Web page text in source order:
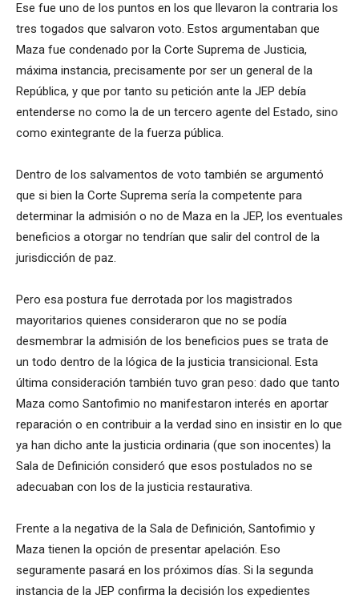
Ese fue uno de los puntos en los que llevaron la contraria los
tres togados que salvaron voto. Estos argumentaban que
Maza fue condenado por la Corte Suprema de Justicia,
máxima instancia, precisamente por ser un general de la
República, y que por tanto su petición ante la JEP debía
entenderse no como la de un tercero agente del Estado, sino
como exintegrante de la fuerza pública.
Dentro de los salvamentos de voto también se argumentó
que si bien la Corte Suprema sería la competente para
determinar la admisión o no de Maza en la JEP, los eventuales
beneficios a otorgar no tendrían que salir del control de la
jurisdicción de paz.
Pero esa postura fue derrotada por los magistrados
mayoritarios quienes consideraron que no se podía
desmembrar la admisión de los beneficios pues se trata de
un todo dentro de la lógica de la justicia transicional. Esta
última consideración también tuvo gran peso: dado que tanto
Maza como Santofimio no manifestaron interés en aportar
reparación o en contribuir a la verdad sino en insistir en lo que
ya han dicho ante la justicia ordinaria (que son inocentes) la
Sala de Definición consideró que esos postulados no se
adecuaban con los de la justicia restaurativa.
Frente a la negativa de la Sala de Definición, Santofimio y
Maza tienen la opción de presentar apelación. Eso
seguramente pasará en los próximos días. Si la segunda
instancia de la JEP confirma la decisión los expedientes